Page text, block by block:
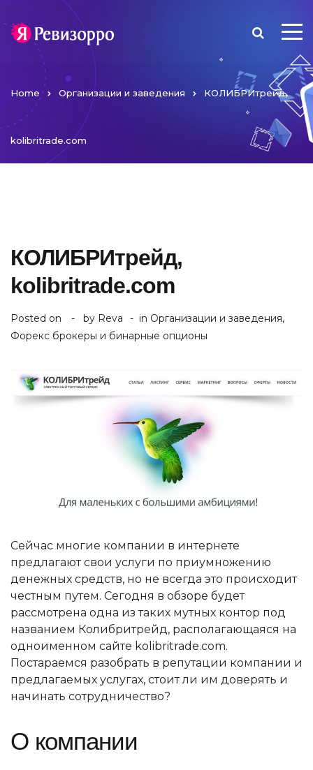
Home Организации и заведения КОЛИБРИтрейд,
kolibritrade.com
КОЛИБРИтрейд,
kolibritrade.com
Posted on by Reva in Организации и заведения,
Форекс брокеры и бинарные опционы
Сейчас многие компании в интернете
предлагают свои услуги по приумножению
денежных средств, но не всегда это происходит
честным путем. Сегодня в обзоре будет
рассмотрена одна из таких мутных контор под
названием Колибритрейд, располагающаяся на
одноименном сайте kolibritrade.com.
Постараемся разобрать в репутации компании и
предлагаемых услугах, стоит ли им доверять и
начинать сотрудничество?
О компании